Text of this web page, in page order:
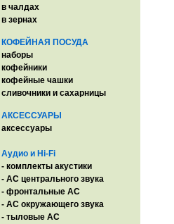
в чалдах
в зернах
КОФЕЙНАЯ ПОСУДА
наборы
кофейники
кофейные чашки
сливочники и сахарницы
АКСЕССУАРЫ
аксессуары
Аудио и Hi-Fi
- комплекты акустики
- AC центрального звука
- фронтальные АС
- АС окружающего звука
- тыловые АС